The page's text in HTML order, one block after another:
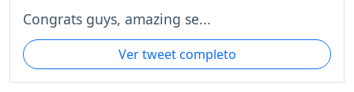
Congrats guys, amazing se...
Ver tweet completo